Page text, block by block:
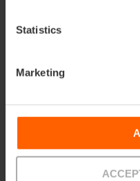
Statistics
Marketing